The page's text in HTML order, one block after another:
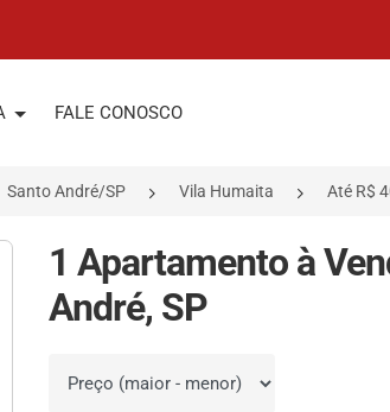
FALE CONOSCO
Santo André/SP Vila Humaita Até R$
1 Apartamento à
André, SP
Ordenar por